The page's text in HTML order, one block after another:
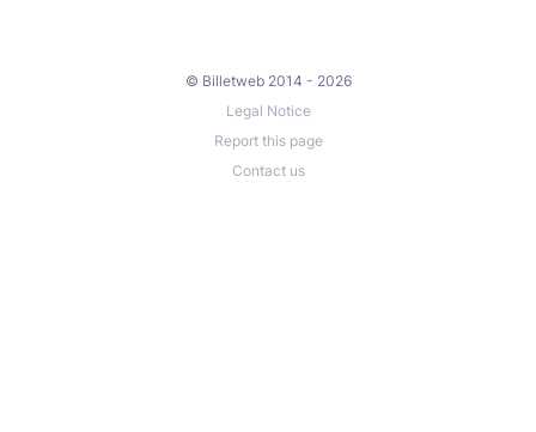
© Billetweb 2014 - 2026
Legal Notice
Report this page
Contact us